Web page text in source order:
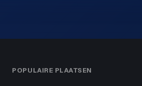
POPULAIRE PLAATSEN